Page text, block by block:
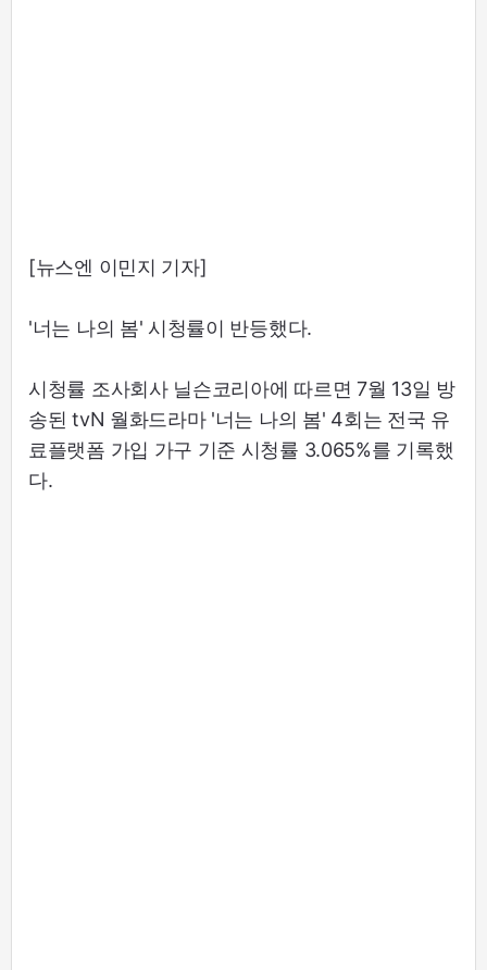
[뉴스엔 이민지 기자]
'너는 나의 봄' 시청률이 반등했다.
시청률 조사회사 닐슨코리아에 따르면 7월 13일 방
송된 tvN 월화드라마 '너는 나의 봄' 4회는 전국 유
료플랫폼 가입 가구 기준 시청률 3.065%를 기록했
다.